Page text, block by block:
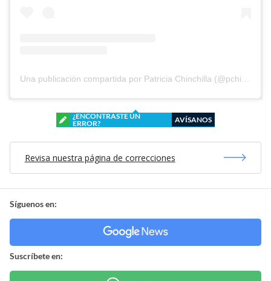
¿ENCONTRASTE UN
ERROR?
AVÍSANOS
Revisa nuestra página de correcciones
Síguenos en:
Suscríbete en: